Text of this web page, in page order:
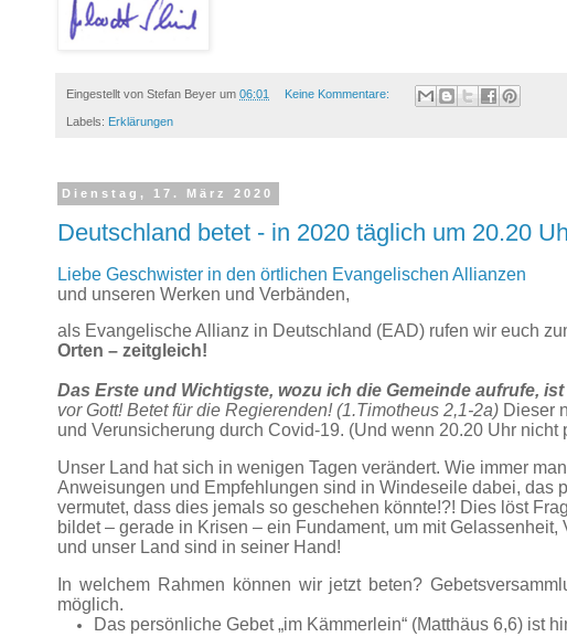
Eingestellt von Stefan Beyer um 06:01 Keine Kommentare:
Labels: Erklärungen
Dienstag, 17. März 2020
Deutschland betet - in 2020 täglich um 20.20
Liebe Geschwister in den örtlichen Evangelischen Allianzen
und unseren Werken und Verbänden,
als Evangelische Allianz in Deutschland (EAD) rufen wir euch
Orten – zeitgleich!
Das Erste und Wichtigste, wozu ich die Gemeinde aufrufe, ist
vor Gott! Betet für die Regierenden! (1.Timotheus 2,1-2a) Dieser
und Verunsicherung durch Covid-19. (Und wenn 20.20 Uhr
Unser Land hat sich in wenigen Tagen verändert. Wie immer
Anweisungen und Empfehlungen sind in Windeseile dabei, das
vermutet, dass dies jemals so geschehen könnte!?! Dies löst
bildet – gerade in Krisen – ein Fundament, um mit
und unser Land sind in seiner Hand!
In welchem Rahmen können wir jetzt beten?
möglich.
Das persönliche Gebet „im Kämmerlein“ (Matthäus 6,6) ist